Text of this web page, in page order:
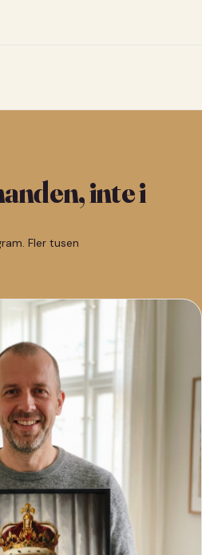
inte i
Fler tusen